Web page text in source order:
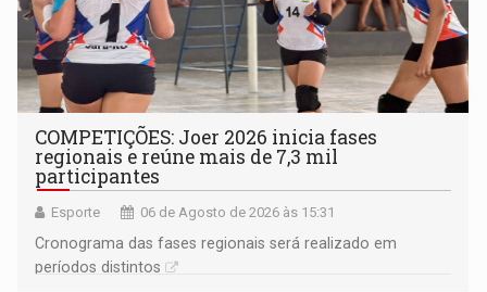
COMPETIÇÕES: Joer 2026 inicia fases
regionais e reúne mais de 7,3 mil
participantes
Esporte 06 de Agosto de 2026 às 15:31
Cronograma das fases regionais será realizado em
períodos distintos